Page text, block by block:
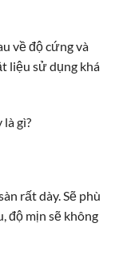
về độ cứng và
liệu sử dụng khá
gì?
rất dày. Sẽ phù
độ mịn sẽ không